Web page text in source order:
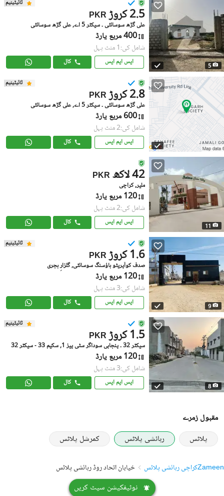
5
ٹائیٹینیم
PKR 2.5 کروڑ
علی گڑھ سوسائٹی ۔ سیکٹر 5 اے, علی گڑھ سوسائٹی
400 مربع یارڈ
شامل کی:1 منٹ پہل
ایس ایم ایس کال
ٹائیٹینیم
PKR 2.8 کروڑ
علی گڑھ سوسائٹی ۔ سیکٹر 5 اے, علی گڑھ سوسائٹی
600 مربع یارڈ
شامل کی:2 منٹ پہل
ایس ایم ایس کال
11
PKR 42 لاکھ
ملیر, کراچی
120 مربع یارڈ
شامل کی:2 منٹ پہل
ایس ایم ایس کال
9
ٹائیٹینیم
PKR 1.6 کروڑ
صدف کوآپریٹو ہاؤسنگ سوسائٹی, گلزارِ ہجری
120 مربع یارڈ
شامل کی:3 منٹ پہل
ایس ایم ایس کال
8
ٹائیٹینیم
PKR 1.5 کروڑ
سیکٹر 32 ۔ پنجابی سوداگر سٹی پیز 1, سکیم 33 - سیکٹر 32
120 مربع یارڈ
شامل کی:3 منٹ پہل
ایس ایم ایس کال
مقبول زمرے
پلاٹس
رہائشی پلاٹس کمرشل پلاٹس
Zameenکراچی رہائشی پلاٹس خیابان اتحاد روڈ رہائشی پلاٹس
نوٹیفکیشن سیٹ کریں